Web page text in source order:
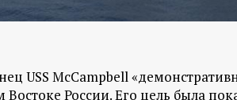
USS McCampbell
России. Его цель была